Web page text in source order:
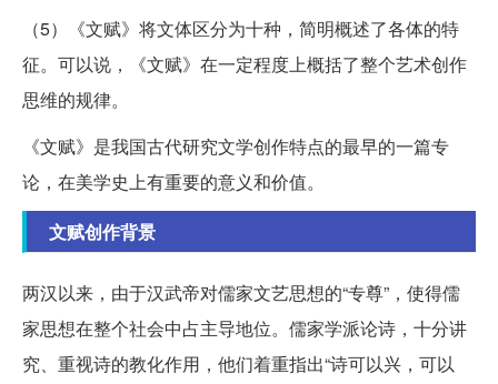
（5）《文赋》将文体区分为十种，简明概述了各体的特
征。可以说，《文赋》在一定程度上概括了整个艺术创作
思维的规律。
《文赋》是我国古代研究文学创作特点的最早的一篇专
论，在美学史上有重要的意义和价值。
文赋创作背景
两汉以来，由于汉武帝对儒家文艺思想的“专尊”，使得儒
家思想在整个社会中占主导地位。儒家学派论诗，十分讲
究、重视诗的教化作用，他们着重指出“诗可以兴，可以